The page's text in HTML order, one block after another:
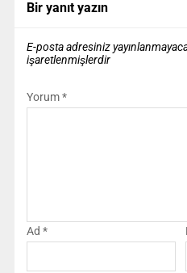
Bir yanıt yazın
E-posta adresiniz
işaretlenmişlerdir
Yorum*
Ad *